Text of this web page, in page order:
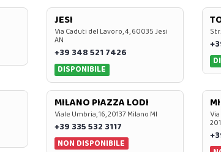
JESI
Via Caduti del Lavoro, 4, 60035 Jesi
AN
+39 348 521 7426
DISPONIBILE
MILANO PIAZZA LODI
Viale Umbria, 16, 20137 Milano MI
+39 335 532 3117
NON DISPONIBILE